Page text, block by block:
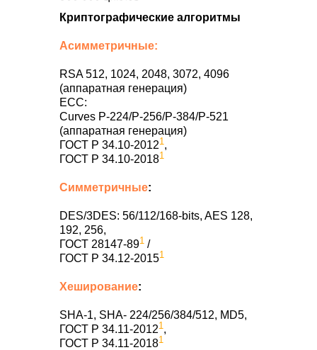
Криптографические алгоритмы
Асимметричные:
RSA 512, 1024, 2048, 3072, 4096
(аппаратная генерация)
ECC:
Curves P-224/P-256/P-384/P-521
(аппаратная генерация)
ГОСТ Р 34.10-20121 ,
ГОСТ Р 34.10-20181
Симметричные:
DES/3DES: 56/112/168-bits, AES 128,
192, 256,
ГОСТ 28147-891 /
ГОСТ Р 34.12-20151
Хеширование:
SHA-1, SHA- 224/256/384/512, MD5,
ГОСТ Р 34.11-20121 ,
ГОСТ Р 34.11-20181